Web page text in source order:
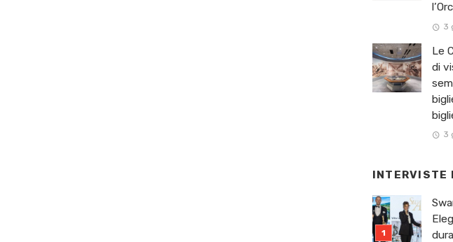
3
Le
di
3
INTERVISTE